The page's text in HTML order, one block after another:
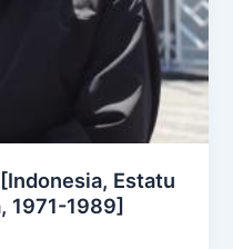
Estatu
1971-1989]